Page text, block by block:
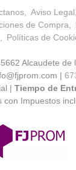
Aviso Legal
de Compra
Políticas de
Alcaudete de
|
| Tiempo de
con Impuestos